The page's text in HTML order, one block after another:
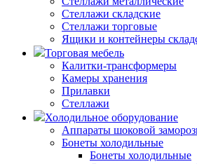
Стеллажи складские
Стеллажи торговые
Ящики и контейнеры
Торговая мебель
Калитки-трансформеры
Камеры хранения
Прилавки
Стеллажи
Холодильное оборудование
Аппараты шоковой
Бонеты холодильные
Бонеты холодильные